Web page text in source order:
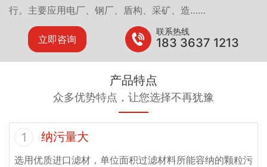
行。主要应用电厂、钢厂、盾构、采矿、造……
立即咨询
联系热线
183 3637 1213
产品特点
众多优势特点，让您选择不再犹豫
1 纳污量大
选用优质进口滤材，单位面积过滤材料所能容纳的颗粒污